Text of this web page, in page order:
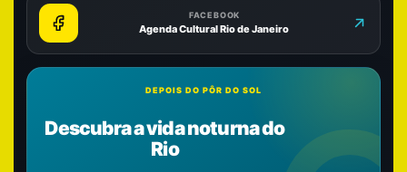
FACEBOOK
Agenda Cultural Rio de Janeiro
DEPOIS DO PÔR DO SOL
Descubra a vida noturna do
Rio